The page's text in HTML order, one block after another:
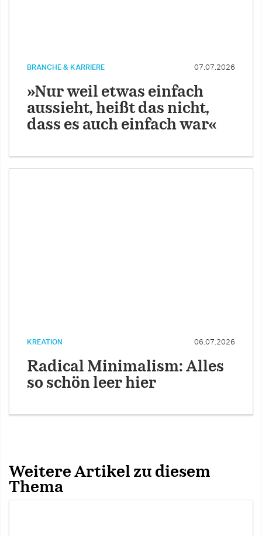
BRANCHE & KARRIERE 07.07.2026
»Nur weil etwas einfach
aussieht, heißt das nicht,
dass es auch einfach war«
KREATION 06.07.2026
Radical Minimalism: Alles
so schön leer hier
Weitere Artikel zu diesem
Thema